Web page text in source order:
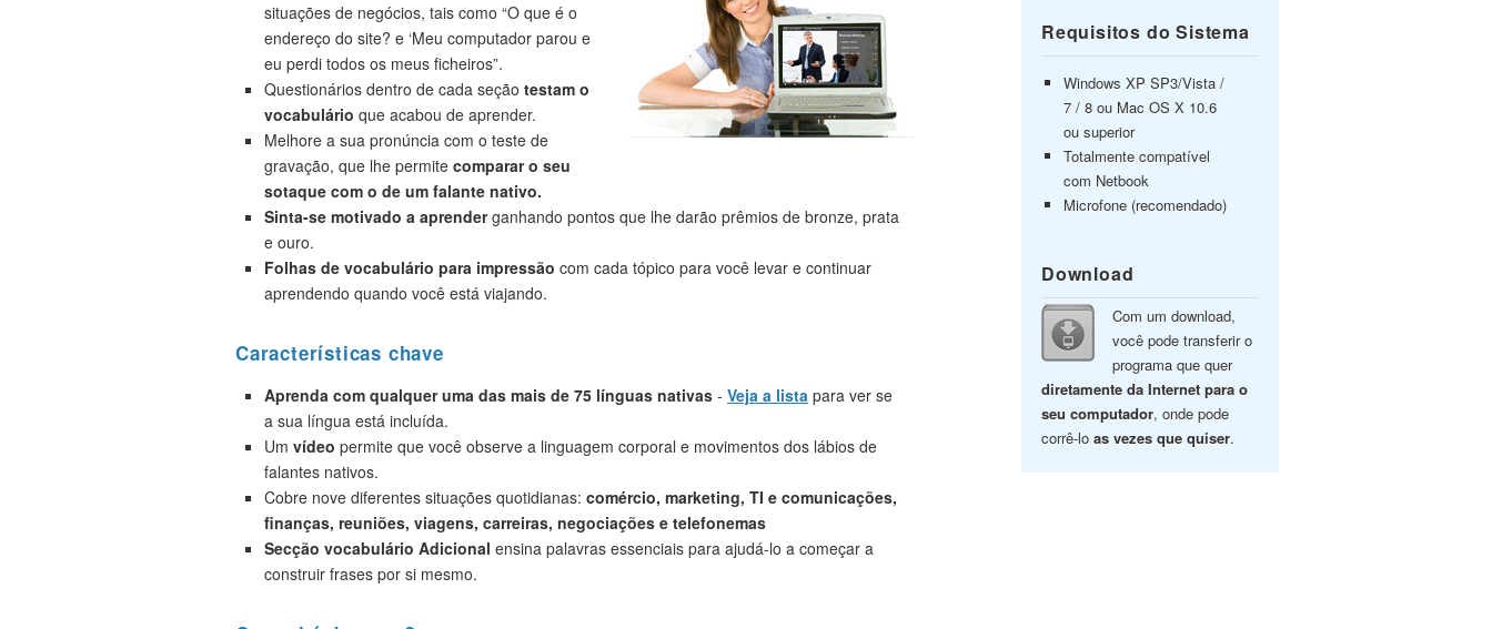
situações de negócios, tais como “O que é o
endereço do site? e ‘Meu computador parou e
eu perdi todos os meus ficheiros”.
Questionários dentro de cada seção testam o
vocabulário que acabou de aprender.
Melhore a sua pronúncia com o teste de
gravação, que lhe permite comparar o seu
sotaque com o de um falante nativo.
Sinta-se motivado a aprenderganhando pontos que lhe darão prêmios de bronze, prata
e ouro.
Folhas de vocabulário para impressão com cada tópico para você levar e continuar
aprendendo quando você está viajando.
Características chave
Aprenda com qualquer uma das mais de 75 línguas nativas - Veja a lista para ver se
a sua língua está incluída.
Um vídeo permite que você observe a linguagem corporal e movimentos dos lábios de
falantes nativos.
Cobre nove diferentes situações quotidianas: comércio, marketing, TI e comunicações,
finanças, reuniões, viagens, carreiras, negociações e telefonemas
Secção vocabulário Adicional ensina palavras essenciais para ajudá-lo a começar a
construir frases por si mesmo.
Requisitos do Sistema
Windows XP SP3/Vista /
7 / 8 ou Mac OS X 10.6
ou superior
Totalmente compatível
com Netbook
Microfone (recomendado)
Download
Com um download,
você pode transferir o
programa que quer
diretamente da Internet para o
seu computador, onde pode
corrê-lo as vezes que quiser.